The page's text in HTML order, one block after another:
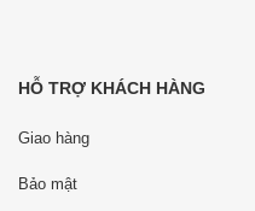
HỖ TRỢ KHÁCH HÀNG
Giao hàng
Bảo mật